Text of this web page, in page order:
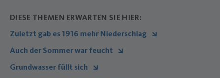
DIESE THEMEN ERWARTEN SIE HIER:
Zuletzt gab es 1916 mehr Niederschlag
Auch der Sommer war feucht
Grundwasser füllt sich